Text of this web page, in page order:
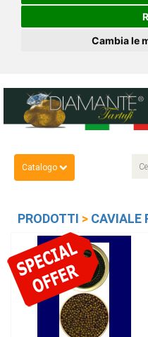
Cambia le
Catalogo
PRODOTTI > CAVIALE